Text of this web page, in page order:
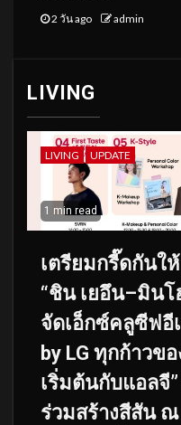
2 วัน ago admin
LIVING
LIVING UPDATE
1 min read
เตรียมกรี๊ดกันใ
“ชิน เยอึน–มินโ
จัดเอ็กซ์คลูซีฟอี
by LG ทุกก้าวข
เริ่มต้นกับแอลจี
ร่วมสร้างสีสัน ณ